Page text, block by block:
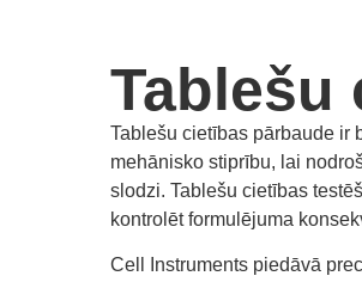
Tablešu
Tablešu cietības pārbaude ir
mehānisko stiprību, lai
slodzi. Tablešu cietības
kontrolēt formulējuma
Cell Instruments piedāvā